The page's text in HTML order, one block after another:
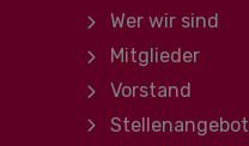
Navigation
Wer wir sind
Mitglieder
Vorstand